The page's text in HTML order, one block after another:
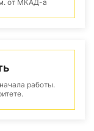
от МКАД-а
работы.